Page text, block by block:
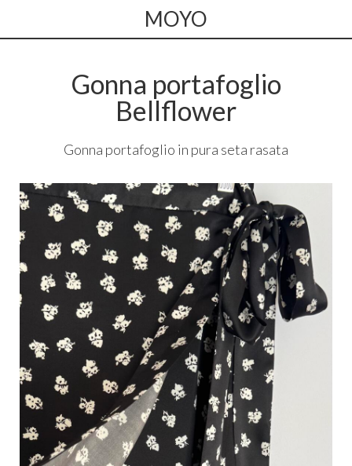
MOYO
Gonna portafoglio
Bellflower
Gonna portafoglio in pura seta rasata